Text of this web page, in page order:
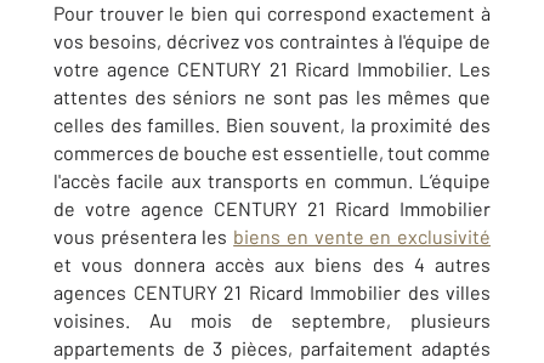
Pour trouver le bien qui correspond exactement à
vos besoins, décrivez vos contraintes à l'équipe de
votre agence CENTURY 21 Ricard Immobilier. Les
attentes des séniors ne sont pas les mêmes que
celles des familles. Bien souvent, la proximité des
commerces de bouche est essentielle, tout comme
l'accès facile aux transports en commun. L ’équipe
de votre agence CENTURY 21 Ricard Immobilier
vous présentera les biens en vente en exclusivité
et vous donnera accès aux biens des 4 autres
agences CENTURY 21 Ricard Immobilier des villes
voisines. Au mois de septembre, plusieurs
appartements de 3 pièces, parfaitement adaptés